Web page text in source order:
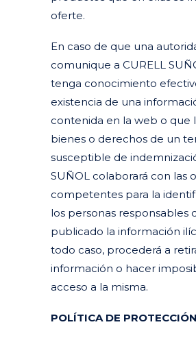
oferte.
En caso de que una
comunique a CURELL
tenga conocimiento
existencia de una
contenida en la web o que
bienes o derechos de un
susceptible de
SUÑOL colaborará con las
competentes para la
los personas responsables
publicado la información
todo caso, procederá a
información o hacer
acceso a la misma.
POLÍTICA DE